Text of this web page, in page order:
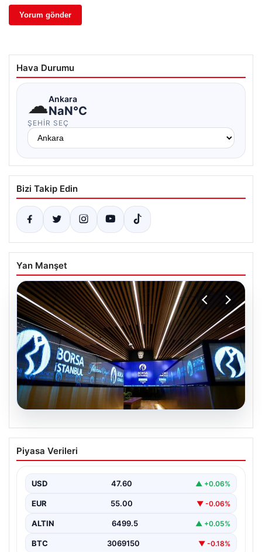
Hava Durumu
☁Ankara
NaN°C
ŞEHIR SEÇ
Bizi Takip Edin
Yan Manşet
05.08.2026
Yatırım araçlarının haftalık performansı
nasıl oldu?
Piyasa Verileri
USD 47.60 ▲ +0.06%
EUR 55.00 ▼ -0.06%
ALTIN 6499.5 ▲ +0.05%
BTC 3069150 ▼ -0.18%